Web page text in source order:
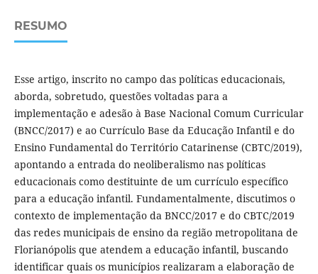
RESUMO
Esse artigo, inscrito no campo das políticas educacionais,
aborda, sobretudo, questões voltadas para a
implementação e adesão à Base Nacional Comum Curricular
(BNCC/2017) e ao Currículo Base da Educação Infantil e do
Ensino Fundamental do Território Catarinense (CBTC/2019),
apontando a entrada do neoliberalismo nas políticas
educacionais como destituinte de um currículo específico
para a educação infantil. Fundamentalmente, discutimos o
contexto de implementação da BNCC/2017 e do CBTC/2019
das redes municipais de ensino da região metropolitana de
Florianópolis que atendem a educação infantil, buscando
identificar quais os municípios realizaram a elaboração de